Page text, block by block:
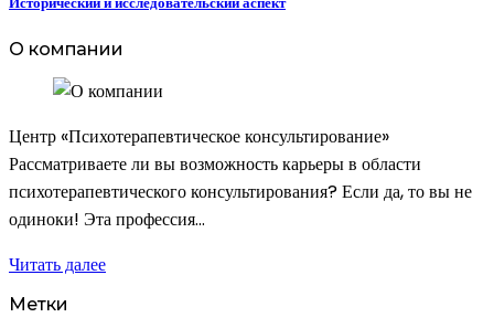
О компании
Центр «Психотерапевтическое консультирование»
Рассматриваете ли вы возможность карьеры в области
психотерапевтического консультирования? Если да, то вы не
одиноки! Эта профессия…
Читать далее
Метки